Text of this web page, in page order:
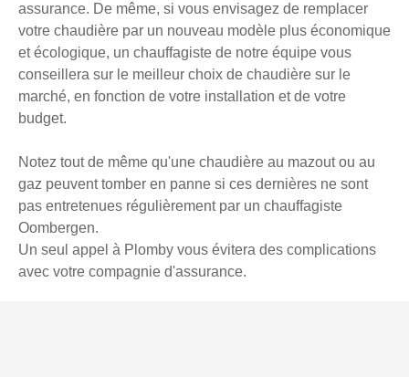
assurance. De même, si vous envisagez de remplacer
votre chaudière par un nouveau modèle plus économique
et écologique, un chauffagiste de notre équipe vous
conseillera sur le meilleur choix de chaudière sur le
marché, en fonction de votre installation et de votre
budget.
Notez tout de même qu'une chaudière au mazout ou au
gaz peuvent tomber en panne si ces dernières ne sont
pas entretenues régulièrement par un chauffagiste
Oombergen.
Un seul appel à Plomby vous évitera des complications
avec votre compagnie d'assurance.